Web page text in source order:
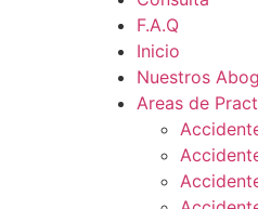
F.A.Q
Inicio
Nuestros
Areas de